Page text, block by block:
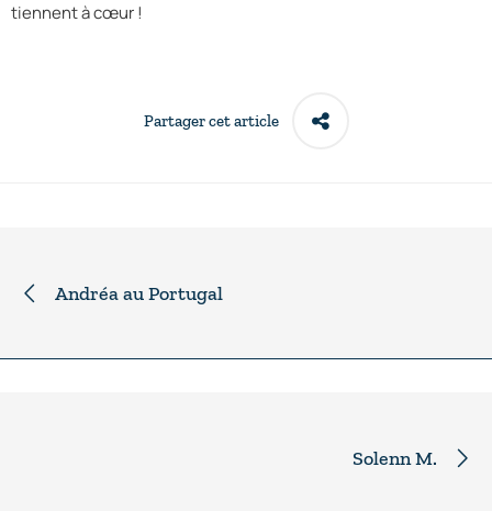
tiennent à cœur !
Partager cet article
Andréa au Portugal
Solenn M.